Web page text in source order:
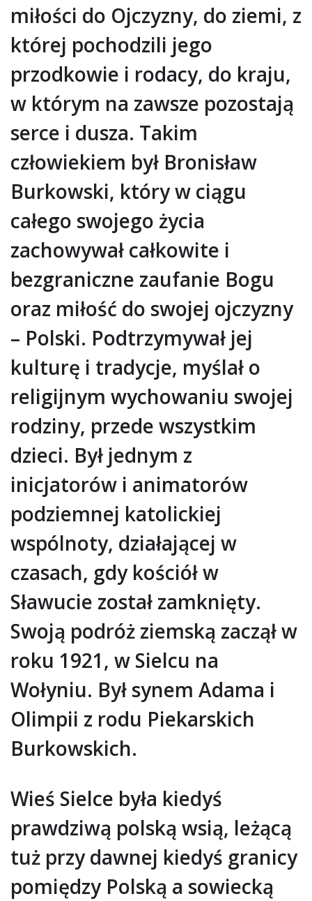
miłości do Ojczyzny, do ziemi, z
której pochodzili jego
przodkowie i rodacy, do kraju,
w którym na zawsze pozostają
serce i dusza. Takim
człowiekiem był Bronisław
Burkowski, który w ciągu
całego swojego życia
zachowywał całkowite i
bezgraniczne zaufanie Bogu
oraz miłość do swojej ojczyzny
– Polski. Podtrzymywał jej
kulturę i tradycje, myślał o
religijnym wychowaniu swojej
rodziny, przede wszystkim
dzieci. Był jednym z
inicjatorów i animatorów
podziemnej katolickiej
wspólnoty, działającej w
czasach, gdy kościół w
Sławucie został zamknięty.
Swoją podróż ziemską zaczął w
roku 1921, w Sielcu na
Wołyniu. Był synem Adama i
Olimpii z rodu Piekarskich
Burkowskich.
Wieś Sielce była kiedyś
prawdziwą polską wsią, leżącą
tuż przy dawnej kiedyś granicy
pomiędzy Polską a sowiecką